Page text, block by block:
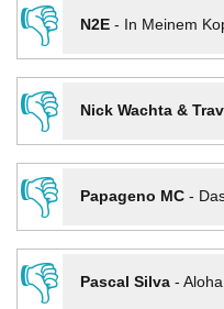
👎
N2E- In Meinem
👎
Nick Wachta &
👎
Papageno MC-
👎
Pascal Silva- Aloha